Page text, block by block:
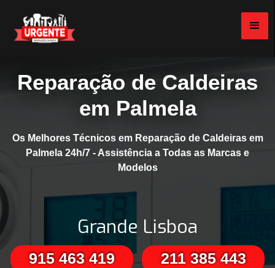
Reparação de Caldeiras
em Palmela
Os Melhores Técnicos em Reparação de Caldeiras em
Palmela 24h/7 - Assistência a Todas as Marcas e
Modelos
Grande Lisboa
915 463 419 211 385 443